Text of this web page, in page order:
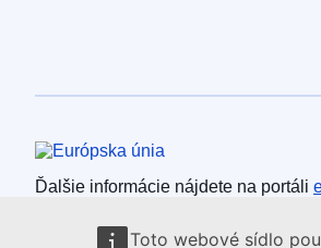
Toto webové sídlo
Európska únia
Ďalšie informácie nájdete na portáli